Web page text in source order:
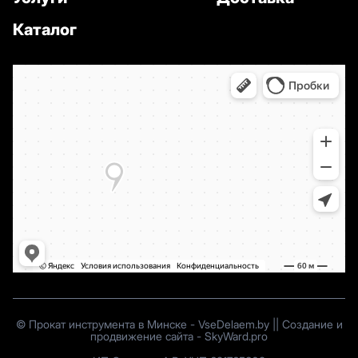
Самовывоз из аг. Хатежино или доставка.
Звоните:
захватов для бордюров в Минске
ЗАХВАТЫ ДЛЯ БОРДЮРОВ
Захваты для бордюров в аренду для Минска,
Каменной Горки, Сухарево, Масюковщины,
Дубенцов, Таборов, Головок, Гаищ, Малашков,
Козловки, Заславля, Дзержинска и других
Каталог
© Прокат инструмента в Минске - VseDelaem.by|| Создание и
продвижение сайта - SkyWard.pro